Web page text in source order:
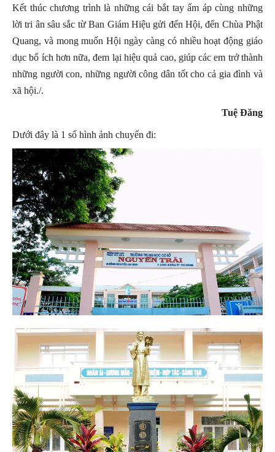
Kết thúc chương trình là những cái bắt tay ấm áp cùng những
lời tri ân sâu sắc từ Ban Giám Hiệu gửi đến Hội, đến Chùa Phật
Quang, và mong muốn Hội ngày càng có nhiều hoạt động giáo
dục bổ ích hơn nữa, đem lại hiệu quả cao, giúp các em trở thành
những người con, những người công dân tốt cho cả gia đình và
xã hội./.
Tuệ Đăng
Dưới đây là 1 số hình ảnh chuyến đi: